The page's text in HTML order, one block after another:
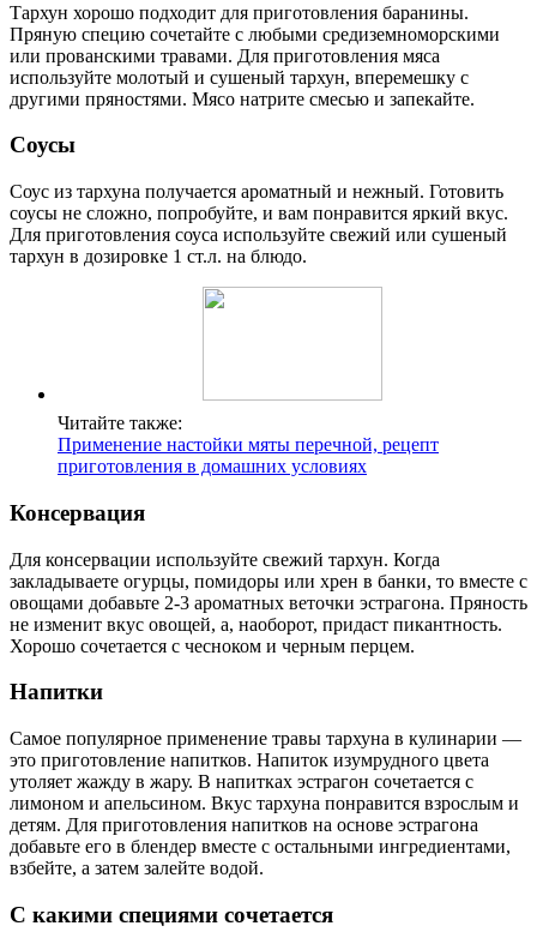
Тархун хорошо подходит для приготовления баранины.
Пряную специю сочетайте с любыми средиземноморскими
или прованскими травами. Для приготовления мяса
используйте молотый и сушеный тархун, вперемешку с
другими пряностями. Мясо натрите смесью и запекайте.
Соусы
Соус из тархуна получается ароматный и нежный. Готовить
соусы не сложно, попробуйте, и вам понравится яркий вкус.
Для приготовления соуса используйте свежий или сушеный
тархун в дозировке 1 ст.л. на блюдо.
Читайте также:
Применение настойки мяты перечной, рецепт
приготовления в домашних условиях
Консервация
Для консервации используйте свежий тархун. Когда
закладываете огурцы, помидоры или хрен в банки, то вместе с
овощами добавьте 2-3 ароматных веточки эстрагона. Пряность
не изменит вкус овощей, а, наоборот, придаст пикантность.
Хорошо сочетается с чесноком и черным перцем.
Напитки
Самое популярное применение травы тархуна в кулинарии —
это приготовление напитков. Напиток изумрудного цвета
утоляет жажду в жару. В напитках эстрагон сочетается с
лимоном и апельсином. Вкус тархуна понравится взрослым и
детям. Для приготовления напитков на основе эстрагона
добавьте его в блендер вместе с остальными ингредиентами,
взбейте, а затем залейте водой.
С какими специями сочетается